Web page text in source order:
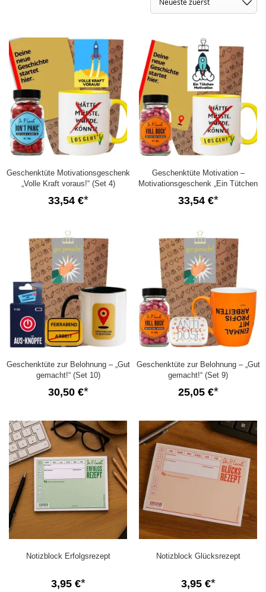
Geschenktüte Motivationsgeschenk
„Volle Kraft voraus!“ (Set 4)
33,54 €
Geschenktüte Motivation –
Motivationsgeschenk „Ein Tütchen
Motivation“ (Set 8)
33,54 €
Geschenktüte zur Belohnung – „Gut
gemacht!“ (Set 10)
30,50 €
Geschenktüte zur Belohnung – „Gut
gemacht!“ (Set 9)
25,05 €
Notizblock Erfolgsrezept
3,95 €
Notizblock Glücksrezept
3,95 €